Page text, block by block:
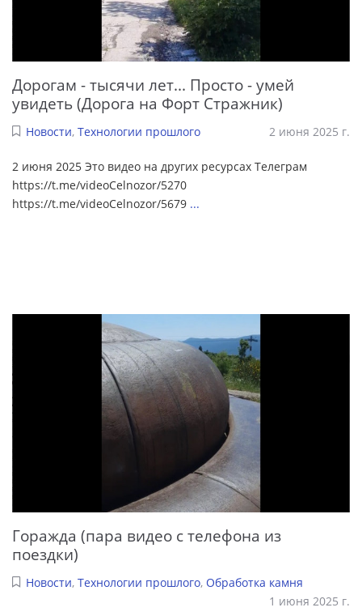
Дорогам - тысячи лет... Просто - умей
увидеть (Дорога на Форт Стражник)
Новости, Технологии прошлого 2 июня 2025 г.
2 июня 2025 Это видео на других ресурсах Телеграм
https://t.me/videoCelnozor/5270
https://t.me/videoCelnozor/5679 ...
Горажда (пара видео с телефона из
поездки)
Новости, Технологии прошлого, Обработка камня
1 июня 2025 г.